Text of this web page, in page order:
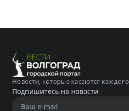
Новости, которые касаются каждого
Подпишитесь на новости